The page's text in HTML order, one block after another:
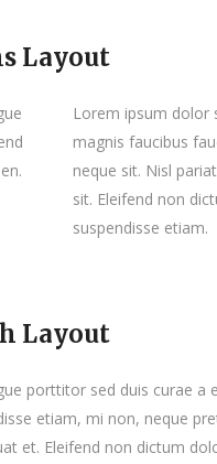
Layout
Lorem ipsum dolor
magnis faucibus
neque sit. Nisl
sit. Eleifend non
suspendisse etiam.
Layout
porttitor sed duis curae a
etiam, mi non, neque
et. Eleifend non dictum